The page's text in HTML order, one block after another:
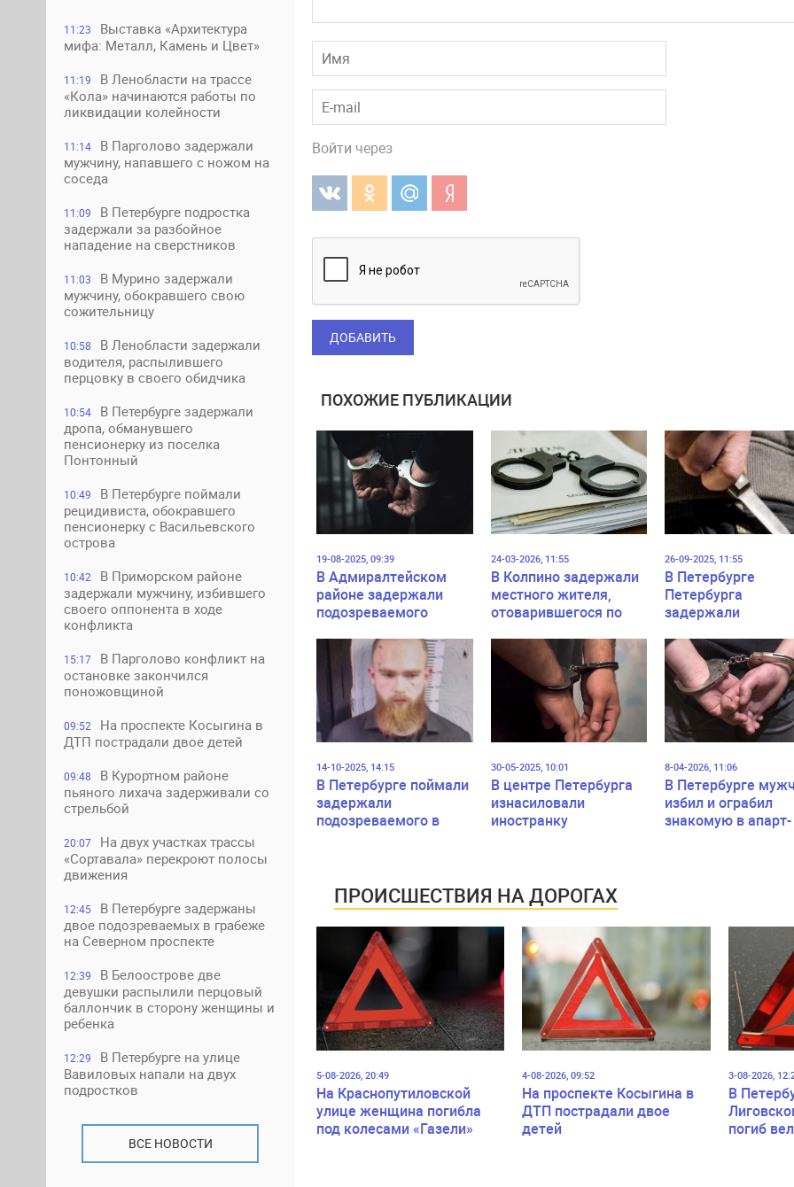
11:23
Выставка «Архитектура
мифа: Металл, Камень и Цвет»
11:19
В Ленобласти на трассе
«Кола» начинаются работы по
ликвидации колейности
11:14
В Парголово задержали
мужчину, напавшего с ножом на
соседа
11:09
В Петербурге подростка
задержали за разбойное
нападение на сверстников
11:03
В Мурино задержали
мужчину, обокравшего свою
сожительницу
10:58
В Ленобласти задержали
водителя, распылившего
перцовку в своего обидчика
10:54
В Петербурге задержали
дропа, обманувшего
пенсионерку из поселка
Понтонный
10:49
В Петербурге поймали
рецидивиста, обокравшего
пенсионерку с Васильевского
острова
10:42
В Приморском районе
задержали мужчину, избившего
своего оппонента в ходе
конфликта
15:17
В Парголово конфликт на
остановке закончился
поножовщиной
09:52
На проспекте Косыгина в
ДТП пострадали двое детей
09:48
В Курортном районе
пьяного лихача задерживали со
стрельбой
20:07
На двух участках трассы
«Сортавала» перекроют полосы
движения
12:45
В Петербурге задержаны
двое подозреваемых в грабеже
на Северном проспекте
12:39
В Белоострове две
девушки распылили перцовый
баллончик в сторону женщины и
ребенка
12:29
В Петербурге на улице
Вавиловых напали на двух
подростков
ВСЕ НОВОСТИ
Войти через
ДОБАВИТЬ
ПОХОЖИЕ ПУБЛИКАЦИИ
19-08-2025, 09:39
В Адмиралтейском
районе задержали
подозреваемого
24-03-2026, 11:55
В Колпино задержали
местного жителя,
отоварившегося по
пенсионерки
26-09-2025, 11:55
В Петербурге
Петербурга
задержали
поножовщине из
ревности на
проспекте
14-10-2025, 14:15
В Петербурге поймали
задержали
подозреваемого в
30-05-2025, 10:01
В центре Петербурга
изнасиловали
иностранку
8-04-2026, 11:06
В Петербурге
избил и ограбил
знакомую в апарт-
ПРОИСШЕСТВИЯ НА ДОРОГАХ
5-08-2026, 20:49
На Краснопутиловской
улице женщина погибла
под колесами «Газели»
4-08-2026, 09:52
На проспекте Косыгина в
ДТП пострадали двое
детей
3-08-2026,
В
погиб